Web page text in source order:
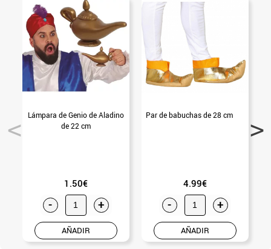
Lámpara de Genio de Aladino
de 22 cm
1.50€
- +
AÑADIR
Par de babuchas de 28 cm
4.99€
- +
AÑADIR